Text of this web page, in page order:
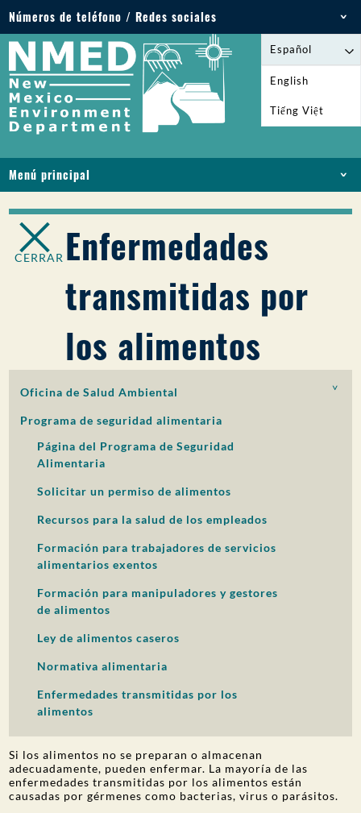
Números de teléfono / Redes sociales
Teléfono: 505-827-2855
1-800-219-6157
Emergencias medioambientales: 505-827-9329
(24 horas)
Español
English
Tiếng Việt
Menú principal
ACERCA DE
LICENCIAS Y PERMISOS
PFAS EN NM
FINANCIACIÓN
SERVICIOS EN LÍNEA
BIBLIOTECA
CERRAR Enfermedades
transmitidas por
los alimentos
Oficina de Salud Ambiental
Programa de seguridad alimentaria
Página del Programa de Seguridad
Alimentaria
Solicitar un permiso de alimentos
Recursos para la salud de los empleados
Formación para trabajadores de servicios
alimentarios exentos
Formación para manipuladores y gestores
de alimentos
Ley de alimentos caseros
Normativa alimentaria
Enfermedades transmitidas por los
alimentos
Si los alimentos no se preparan o almacenan
adecuadamente, pueden enfermar. La mayoría de las
enfermedades transmitidas por los alimentos están
causadas por gérmenes como bacterias, virus o parásitos.